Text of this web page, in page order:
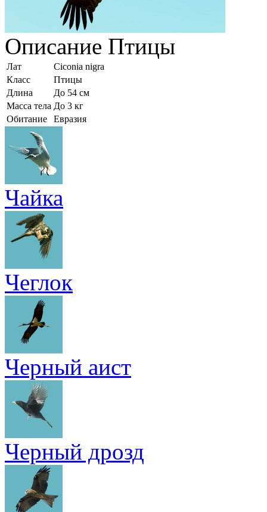
Описание Птицы
Лат
Ciconia nigra
Класс
Птицы
Длина
До 54 см
Масса тела До 3 кг
Обитание
Евразия
Чайка
Чеглок
Черный аист
Черный дрозд